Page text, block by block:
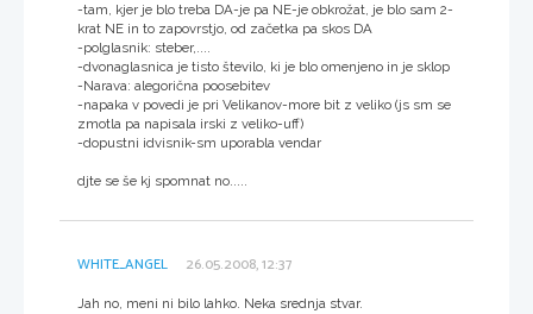
-tam, kjer je blo treba DA-je pa NE-je obkrožat, je blo sam 2-
krat NE in to zapovrstjo, od začetka pa skos DA
-polglasnik: steber,....
-dvonaglasnica je tisto število, ki je blo omenjeno in je sklop
-Narava: alegorična poosebitev
-napaka v povedi je pri Velikanov-more bit z veliko (js sm se
zmotla pa napisala irski z veliko-uff)
-dopustni idvisnik-sm uporabla vendar
djte se še kj spomnat no.....
WHITE_ANGEL 26.05.2008, 12:37
Jah no, meni ni bilo lahko. Neka srednja stvar.